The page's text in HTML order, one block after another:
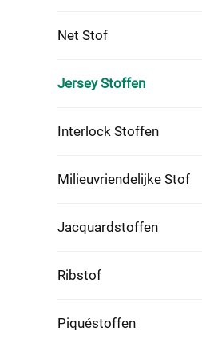
Net Stof
Jersey Stoffen
Interlock Stoffen
Milieuvriendelijke Stof
Jacquardstoffen
Ribstof
Piquéstoffen